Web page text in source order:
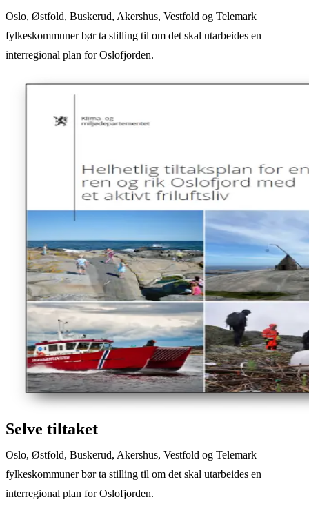
Oslo, Østfold, Buskerud, Akershus, Vestfold og Telemark
fylkeskommuner bør ta stilling til om det skal utarbeides en
interregional plan for Oslofjorden.
Selve tiltaket
Oslo, Østfold, Buskerud, Akershus, Vestfold og Telemark
fylkeskommuner bør ta stilling til om det skal utarbeides en
interregional plan for Oslofjorden.